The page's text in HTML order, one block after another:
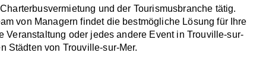
und der Tourismusbranche tätig.
von Managern findet die bestmögliche Lösung für Ihre
Veranstaltung oder jedes andere Event in Trouville-sur-
Städten von Trouville-sur-Mer.